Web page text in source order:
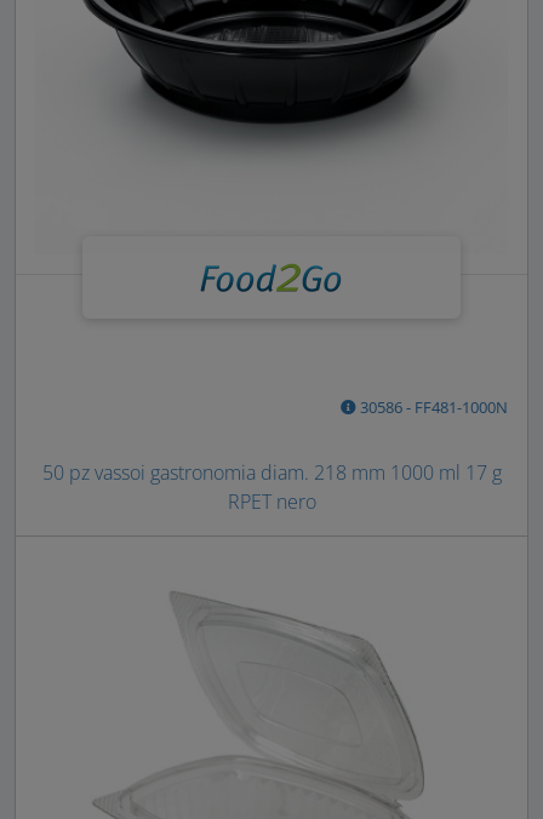
30586 - FF481-1000N
50 pz vassoi gastronomia diam. 218 mm 1000 ml 17 g
RPET nero